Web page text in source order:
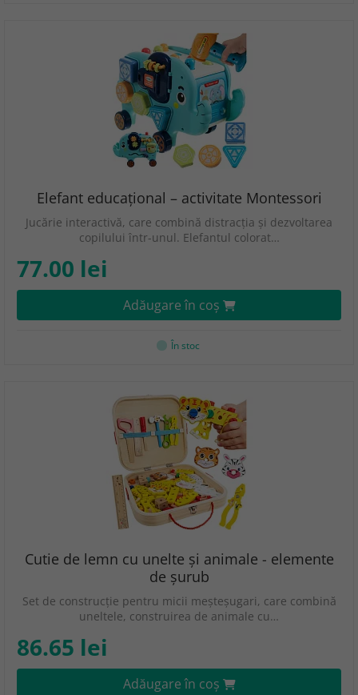
Elefant educațional – activitate Montessori
Jucărie interactivă, care combină distracția și dezvoltarea
copilului într-unul. Elefantul colorat…
77.00 lei
Adăugare în coş
În stoc
Cutie de lemn cu unelte și animale - elemente
de șurub
Set de construcție pentru micii meșteșugari, care combină
uneltele, construirea de animale cu…
86.65 lei
Adăugare în coş